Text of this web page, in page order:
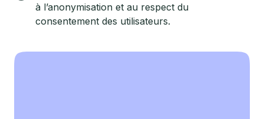
à l’anonymisation et au respect du
consentement des utilisateurs.